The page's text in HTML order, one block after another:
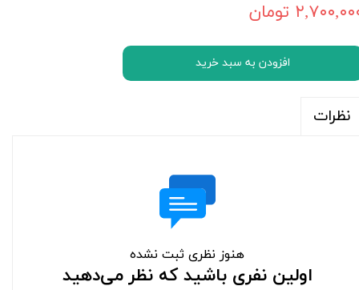
تومان
افزودن به سبد خرید
نظرات
هنوز نظری ثبت نشده
اولین نفری باشید که نظر می‌دهید